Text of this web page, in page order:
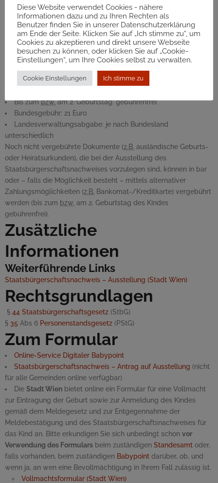
Die Staatsbürgerschaftsbehörden können die Vorlage
zusätzlicher Dokumente verlangen. Bitte erkundigen Sie sich
diesbezüglich vorab bei der für Sie zuständigen Stelle.
Kosten
Für den Antrag
Generell: 21 Euro
Bis zumbzw.am 2. Geburtstag: gebührenfrei
Bundesgebühr: 21 Euro
Landesverwaltungsabgabe: je nach Bundesland
unterschiedlich
Noch nicht vergebührte Dokumente (z.B. ausländische Geburts-
oder Heiratsurkunden), die bei der Ausstellung des
Staatsbürgerschaftsnachweises vorzulegen sind, können in bar
oder – falls die Möglichkeit besteht – mittels alternativer
Zahlungsmöglichkeiten (z.B. Bankomat-/Kreditkarte) vergebührt
werden (bis zum bzw. am 2. Geburtstag des Kindes
gebührenfrei).
Zusätzliche
Informationen
Weiterführende Links
Staatsbürgerschaftsnachweis – Ausstellung (Stadt Wien)
Rechtsgrundlagen
§ 44 Staatsbürgerschaftsgesetz (StbG)
§ 35 Abs 6 Personenstandsgesetz (PStG)
Zum Formular
Online-Service Digitaler Babypoint
Staatsbürgerschaftsnachweis – Antrag auf Ausstellung (nicht
für alle Gemeinden online verfügbar)
Die Stadt Wien bietet online ein Formular für eine Vollmacht
zur Eintragung der Geburt sowie zur Anmeldung des Kindes
gemäß dem Meldegesetz und zur Entgegennahme der
Meldebestätigung und des Staatsbürgerschaftsnachweises für
das Kind an. Bitte erkundigen Sie sich unbedingt schon vor
Verwendung des Formulars beim zuständigen Standesamt oder,
falls vorhanden, beim zuständigen Babypoint darüber, ob, und
wenn ja, an wen eine Bevollmächtigung in Ihrem Fall zulässig ist.
Vollmachtsformular (Stadt Wien)
Diese Website verwendet Cookies - nähere
Informationen dazu und zu Ihren Rechten als
Benutzer finden Sie in unserer Datenschutzerklärung
am Ende der Seite. Klicken Sie auf „Ich stimme zu“, um
Cookies zu akzeptieren und direkt unsere Webseite
besuchen zu können, oder klicken Sie auf „Cookie-
Einstellungen“, um Ihre Cookies selbst zu verwalten.
Cookie Einstellungen Ich stimme zu